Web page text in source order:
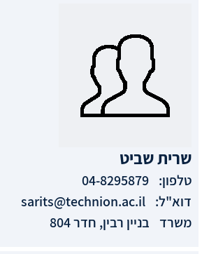
שריתשביט
טלפון: 04-8295879
דוא"ל: sarits@technion.ac.il
משרד
בניין רבין, חדר 804